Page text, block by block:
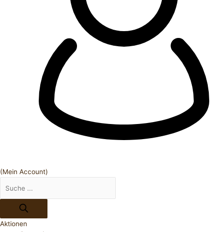
(Mein Account)
Aktionen